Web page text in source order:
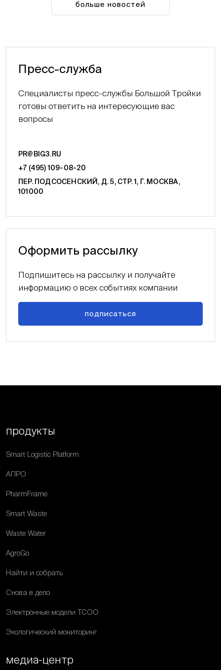
больше новостей
Пресс-служба
Специалисты пресс-службы Большой Тройки
готовы ответить на интересующие вас
вопросы
PR@BIG3.RU
+7 (495) 109-08-20
ПЕР. ПОДСОСЕНСКИЙ, Д. 5, СТР. 1, Г. МОСКВА,
101000
Оформить рассылку
Подпишитесь на рассылку и получайте
информацию о всех событиях компании
подписаться
продукты
Smart Logistic Platform
АПРО
PharmFrame
Smart Waste
Waste Water
AgroGo
Найти и собрать
Снова в дело
Электронные модели ТСОО
Экологический мониторинг
медиа-центр